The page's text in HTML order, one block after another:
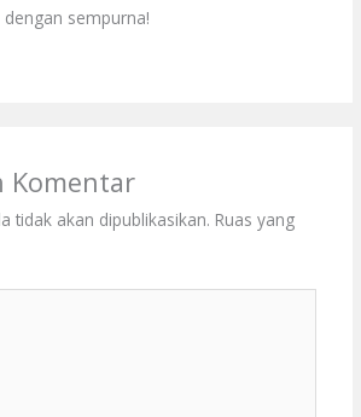
sempurna!
Komentar
tidak akan dipublikasikan. Ruas yang